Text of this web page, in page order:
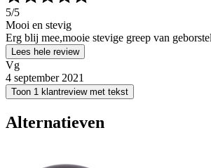
5/5
Mooi en stevig
Erg blij mee,mooie stevige greep van
Lees hele review
Vg
4 september 2021
Toon 1 klantreview met tekst
Alternatieven